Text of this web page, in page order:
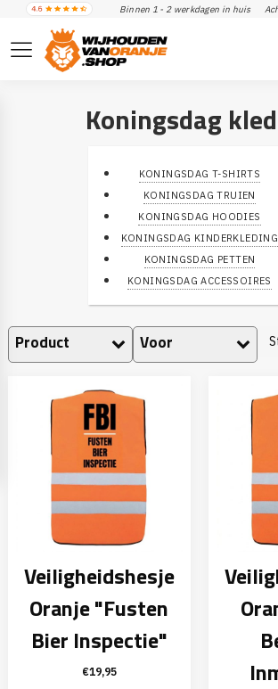
Binnen 1 - 2 werkdagen in huis
Koningsdag
KONINGSDAG T-SHIRTS
KONINGSDAG TRUIEN
KONINGSDAG HOODIES
KONINGSDAG KINDERKLEDING
KONINGSDAG PETTEN
KONINGSDAG ACCESSOIRES
Product Voor
Veiligheidshesje
Oranje "Fusten
Bier Inspectie"
€19,95